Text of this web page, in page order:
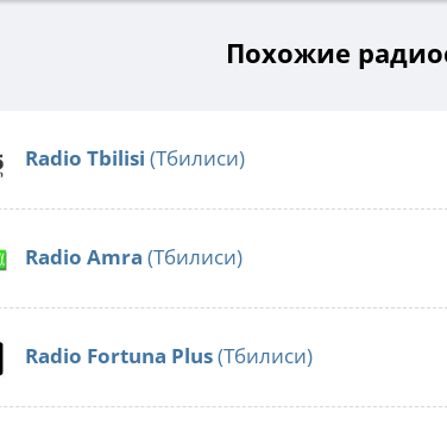
Похожие
Radio Tbilisi (Тбилиси)
Radio Amra (Тбилиси)
Radio Fortuna Plus(Тбилиси)